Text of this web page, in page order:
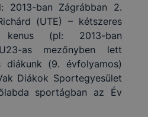
2013-ban Zágrábban 2.
(UTE) – kétszeres
kenus (pl: 2013-ban
as mezőnyben lett
(9. évfolyamos)
Diákok Sportegyesület
sportágban az Év